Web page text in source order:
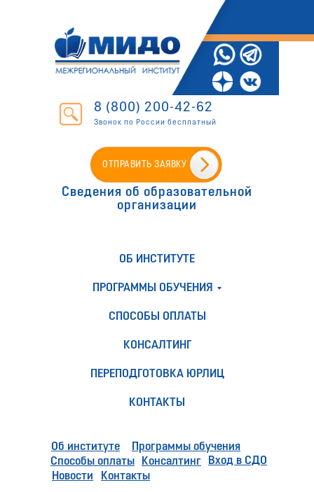
8 (800) 200-42-62
Звонок по России бесплатный
ОТПРАВИТЬ ЗАЯВКУ
Сведения об образовательной
организации
ОБ ИНСТИТУТЕ
ПРОГРАММЫ ОБУЧЕНИЯ
СПОСОБЫ ОПЛАТЫ
КОНСАЛТИНГ
ПЕРЕПОДГОТОВКА ЮРЛИЦ
КОНТАКТЫ
Об институте
Программы обучения
Способы оплаты
Консалтинг
Новости
Вход в СДО
Контакты